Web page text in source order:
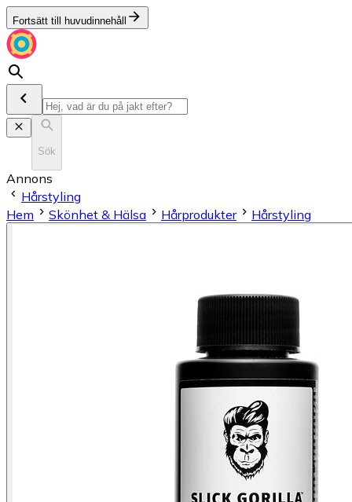
Fortsätt till huvudinnehåll
Sök
Annons
Hårstyling
Hem
Skönhet & Hälsa Hårprodukter Hårstyling